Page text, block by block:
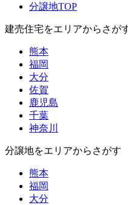
分譲地TOP
建売住宅をエリアからさが
熊本
福岡
大分
佐賀
鹿児島
千葉
神奈川
分譲地をエリアからさがす
熊本
福岡
大分